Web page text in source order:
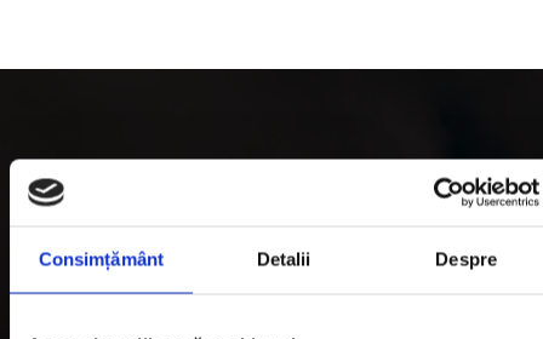
Consimțământ Detalii Despre
Categorii
TROLII AUTO